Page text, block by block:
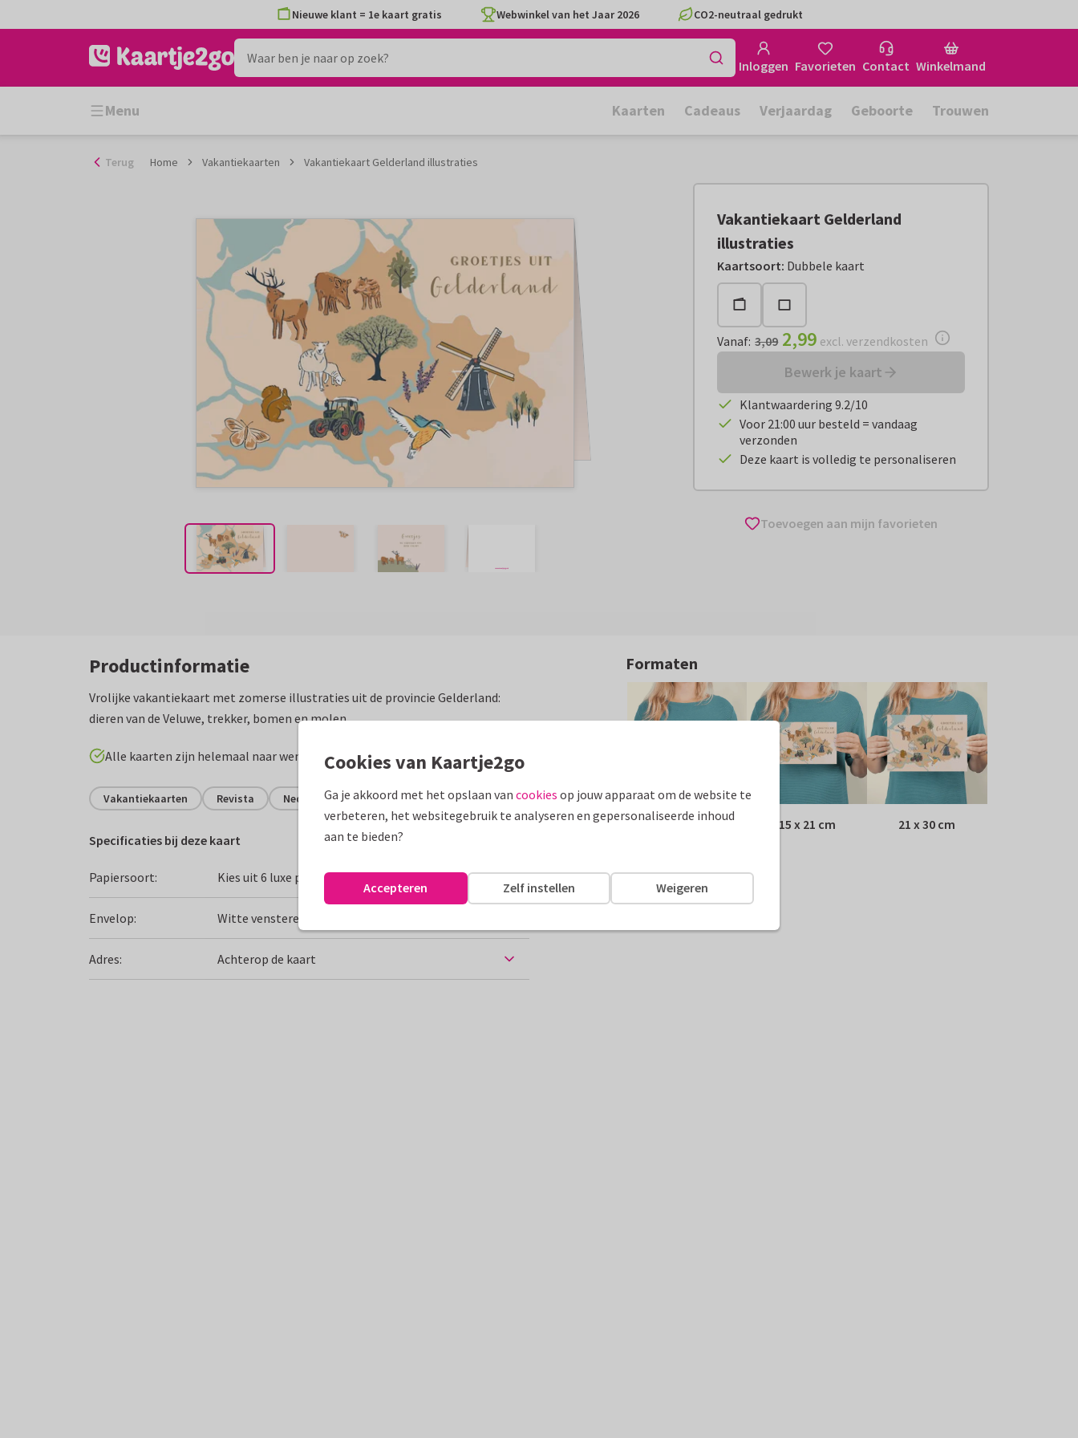
naar
Nieuwe klant = 1e kaart gratis Webwinkel van het Jaar 2026 CO2-neutraal gedrukt
Inloggen Favorieten Contact Winkelmand
Menu Kaarten Cadeaus Verjaardag Geboorte Trouwen
Terug Home Vakantiekaarten Vakantiekaart Gelderland illustraties
Vakantiekaart Gelderland
illustraties
Kaartsoort: Dubbele kaart
Vanaf:€ 2,99 excl. verzendkosten
Vanaf: 3,09 2,99 excl. verzendkosten
Bewerk je kaart
Klantwaardering 9.2/10
Voor 21:00 uur besteld = vandaag
verzonden
Deze kaart is volledig te personaliseren
Toevoegen aan mijn favorieten
Productinformatie
Vrolijke vakantiekaart met zomerse illustraties uit de provincie Gelderland:
dieren van de Veluwe, trekker, bomen en molen
Alle kaarten zijn helemaal naar wens aan te passen
Vakantiekaarten Revista Nederland Groeten uit...
Specificaties bij deze kaart
Papiersoort: Kies uit 6 luxe papiersoorten
Envelop: Witte vensterenvelop
Adres: Achterop de kaart
Formaten
10 x 15 cm 15 x 21 cm 21 x 30 cm
Cookies van Kaartje2go
Ga je akkoord met het opslaan van cookies op jouw apparaat om de website te
verbeteren, het websitegebruik te analyseren en gepersonaliseerde inhoud
aan te bieden?
Weigeren
Zelf instellen
Accepteren